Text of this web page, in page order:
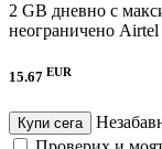
2 GB дневно с
неограничено Airtel
15.67 EUR
Купи сега